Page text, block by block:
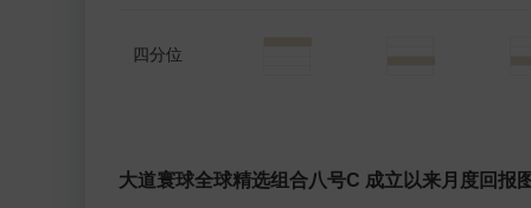
四分位
大道寰球全球精选组合八号C 成立以来月度回报